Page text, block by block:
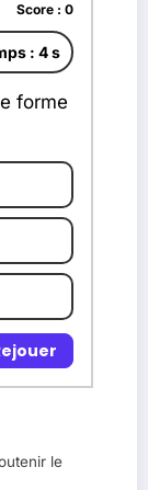
Score : 0
: 3 s
forme
le